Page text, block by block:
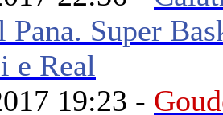
Super
e Real
19:23 -